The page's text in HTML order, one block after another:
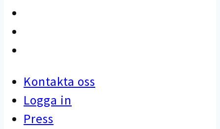
Kontakta oss
Logga in
Press